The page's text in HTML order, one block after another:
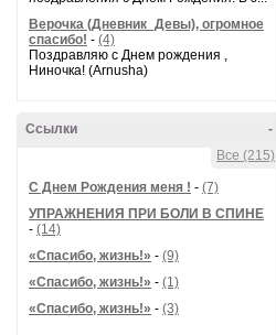
Верочка (Дневник_Девы), огромное
спасибо! - (4)
Поздравляю с Днем рождения ,
Ниночка! (Arnusha)
-
Ссылки
Все (215)
С Днем Рождения меня ! - (7)
УПРАЖНЕНИЯ ПРИ БОЛИ В СПИНЕ
- (14)
«Спасибо, жизнь!» - (9)
«Спасибо, жизнь!» - (1)
«Спасибо, жизнь!» - (3)